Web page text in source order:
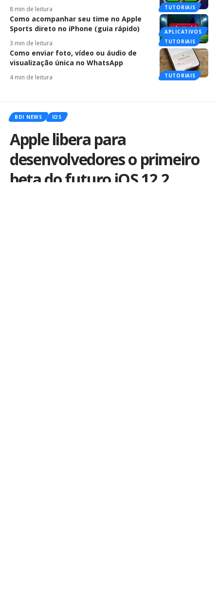
TUTORIAIS
8 min de leitura
APLICATIVOS
TUTORIAIS
Como acompanhar seu time no Apple
Sports direto no iPhone (guia rápido)
3 min de leitura
TUTORIAIS
Como enviar foto, vídeo ou áudio de
visualização única no WhatsApp
4 min de leitura
BDI NEWS IOS
Apple libera para
desenvolvedores o primeiro
beta do futuro iOS 12.2